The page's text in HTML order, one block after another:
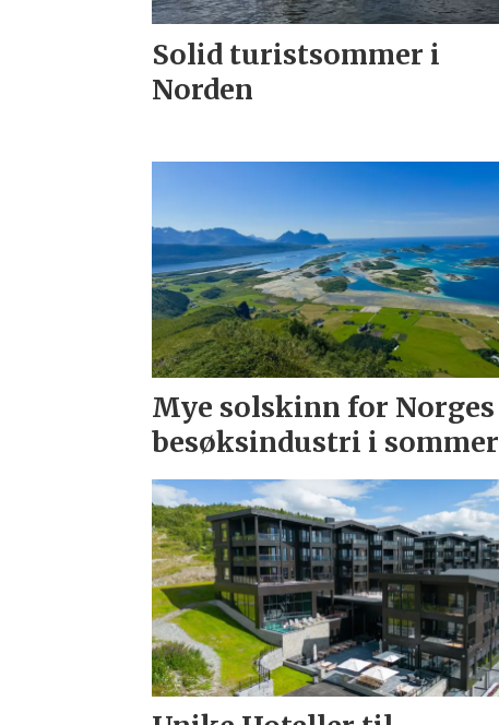
Solid turistsommer i
Norden
Mye solskinn for Norges
besøksindustri i sommer